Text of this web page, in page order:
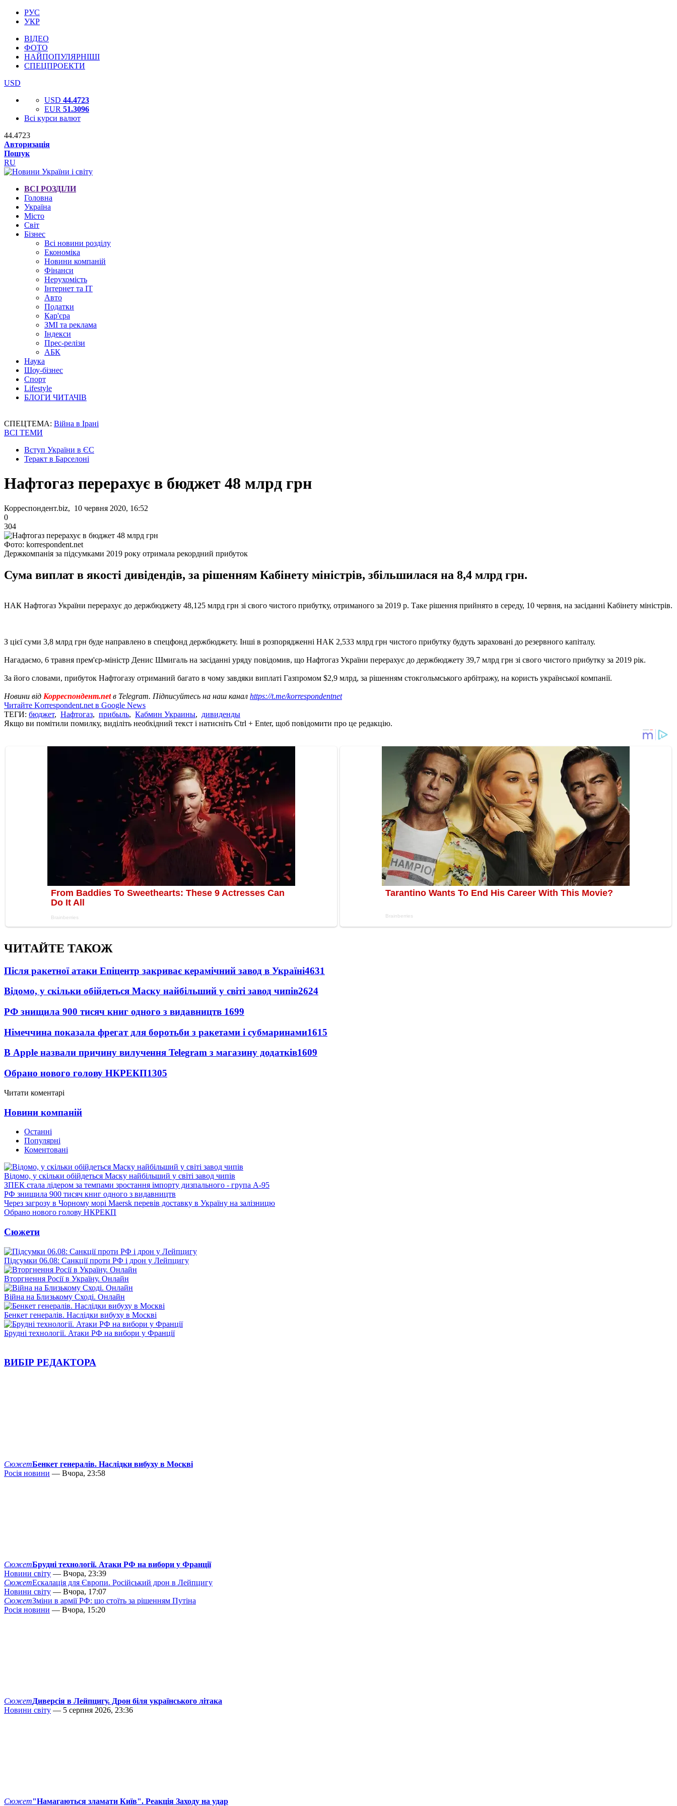
РУС
УКР
ВІДЕО
ФОТО
НАЙПОПУЛЯРНІШІ
СПЕЦПРОЕКТИ
USD
USD 44.4723
EUR 51.3096
Всі курси валют
44.4723
Авторизація
Пошук
RU
ВСІ РОЗДІЛИ
Головна
Україна
Місто
Світ
Бізнес
Всі новини розділу
Економіка
Новини компаній
Фінанси
Нерухомість
Інтернет та IT
Авто
Податки
Кар'єра
ЗМІ та реклама
Індекси
Прес-релізи
АБК
Наука
Шоу-бізнес
Спорт
Lifestyle
БЛОГИ ЧИТАЧІВ
СПЕЦТЕМА: Війна в Ірані
ВСІ ТЕМИ
Вступ України в ЄС
Теракт в Барселоні
Нафтогаз перерахує в бюджет 48 млрд грн
Корреспондент.biz, 10 червня 2020, 16:52
0
304
Фото: korrespondent.net
Держкомпанія за підсумками 2019 року отримала рекордний прибуток
Сума виплат в якості дивідендів, за рішенням Кабінету міністрів, збільшилася на 8,4 млрд грн.
НАК Нафтогаз України перерахує до держбюджету 48,125 млрд грн зі свого чистого прибутку, отриманого за 2019 р. Таке рішення прийнято в середу, 10 червня, на засіданні Кабінету міністрів.
З цієї суми 3,8 млрд грн буде направлено в спецфонд держбюджету. Інші в розпорядженні НАК 2,533 млрд грн чистого прибутку будуть зараховані до резервного капіталу.
Нагадаємо, 6 травня прем'єр-міністр Денис Шмигаль на засіданні уряду повідомив, що Нафтогаз України перерахує до держбюджету 39,7 млрд грн зі свого чистого прибутку за 2019 рік.
За його словами, прибуток Нафтогазу отриманий багато в чому завдяки виплаті Газпромом $2,9 млрд, за рішенням стокгольмського арбітражу, на користь української компанії.
Новини від Корреспондент.netв Telegram. Підписуйтесь на наш канал https://t.me/korrespondentnet
Читайте Korrespondent.net в Google News
ТЕГИ: бюджет, Нафтогаз, прибыль, Кабмин Украины, дивиденды
Якщо ви помітили помилку, виділіть необхідний текст і натисніть Ctrl + Enter, щоб повідомити про це редакцію.
ЧИТАЙТЕ ТАКОЖ
Після ракетної атаки Епіцентр закриває керамічний завод в Україні4631
Відомо, у скільки обійдеться Маску найбільший у світі завод чипів2624
РФ знищила 900 тисяч книг одного з видавництв 1699
Німеччина показала фрегат для боротьби з ракетами і субмаринами1615
В Apple назвали причину вилучення Telegram з магазину додатків1609
Обрано нового голову НКРЕКП1305
Читати коментарі
Новини компаній
Останні
Популярні
Коментовані
Відомо, у скільки обійдеться Маску найбільший у світі завод чипів
ЗПЕК стала лідером за темпами зростання імпорту дизпального - група А-95
РФ знищила 900 тисяч книг одного з видавництв
Через загрозу в Чорному морі Maersk перевів доставку в Україну на залізницю
Обрано нового голову НКРЕКП
Сюжети
Підсумки 06.08: Санкції проти РФ і дрон у Лейпцигу
Вторгнення Росії в Україну. Онлайн
Війна на Близькому Сході. Онлайн
Бенкет генералів. Наслідки вибуху в Москві
Брудні технології. Атаки РФ на вибори у Франції
ВИБІР РЕДАКТОРА
СюжетБенкет генералів. Наслідки вибуху в Москві
Росія новини — Вчора, 23:58
СюжетБрудні технології. Атаки РФ на вибори у Франції
Новини світу — Вчора, 23:39
СюжетЕскалація для Європи. Російський дрон в Лейпцигу
Новини світу — Вчора, 17:07
СюжетЗміни в армії РФ: що стоїть за рішенням Путіна
Росія новини — Вчора, 15:20
СюжетДиверсія в Лейпцигу. Дрон біля українського літака
Новини світу — 5 серпня 2026, 23:36
Сюжет"Намагаються зламати Київ". Реакція Заходу на удар